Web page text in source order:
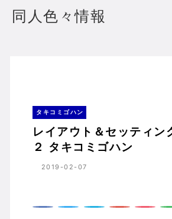
同人色々情報
タキコミゴハン
レイアウト＆セッティン
２ タキコミゴハン
2019-02-07